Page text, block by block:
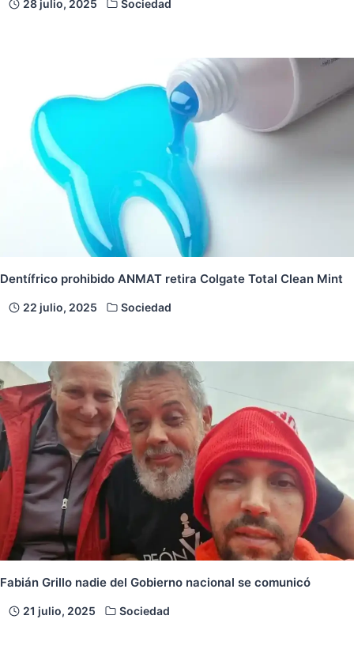
28 julio, 2025 Sociedad
Dentífrico prohibido ANMAT retira Colgate Total Clean Mint
22 julio, 2025 Sociedad
Fabián Grillo nadie del Gobierno nacional se comunicó
21 julio, 2025 Sociedad